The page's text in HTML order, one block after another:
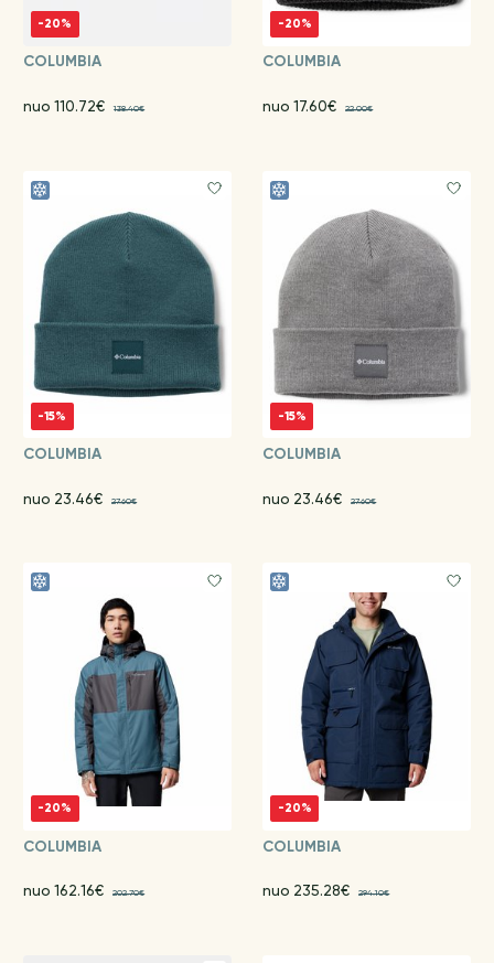
-20%
COLUMBIA
nuo 110.72€ 138.40€
-20%
COLUMBIA
nuo 17.60€ 22.00€
-15%
COLUMBIA
nuo 23.46€ 27.60€
-15%
COLUMBIA
nuo 23.46€ 27.60€
-20%
COLUMBIA
nuo 162.16€ 202.70€
-20%
COLUMBIA
nuo 235.28€ 294.10€